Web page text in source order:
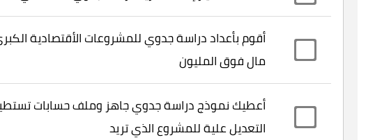
أقوم بأعداد دراسة جدوي للمشروعات الأقتصادية
مال فوق المليون
أعطيك نموذج دراسة جدوي جاهز وملف حسابات
التعديل علية للمشروع الذي تريد